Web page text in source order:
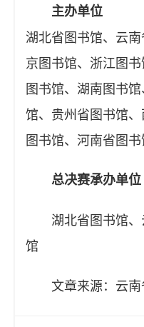
主办单位
湖北省图书馆、云
京图书馆、浙江图
图书馆、湖南图书
馆、贵州省图书馆
图书馆、河南省图
总决赛承办单位
湖北省图书馆
馆
文章来源：云